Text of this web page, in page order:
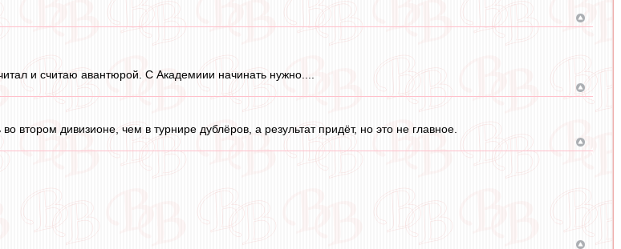
и считаю авантюрой. С Академиии начинать нужно....
втором дивизионе, чем в турнире дублёров, а результат придёт, но это не главное.